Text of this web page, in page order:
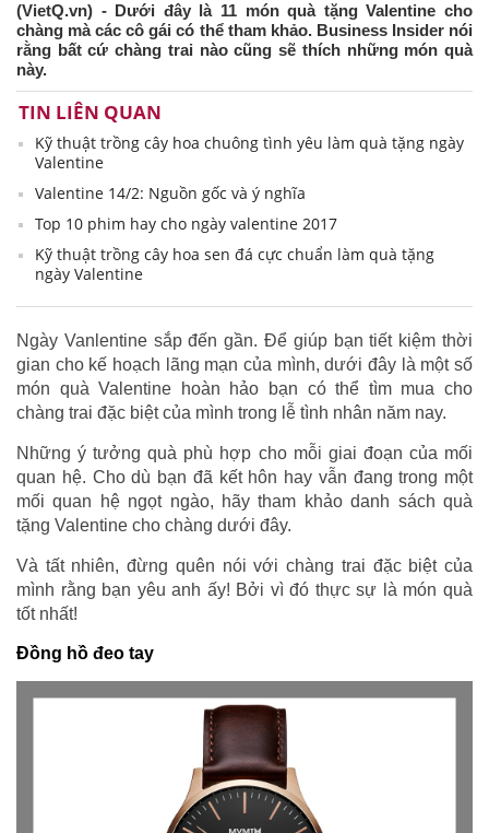
(VietQ.vn) - Dưới đây là 11 món quà tặng Valentine cho
chàng mà các cô gái có thể tham khảo. Business Insider nói
rằng bất cứ chàng trai nào cũng sẽ thích những món quà
này.
TIN LIÊN QUAN
Kỹ thuật trồng cây hoa chuông tình yêu làm quà tặng ngày
Valentine
Valentine 14/2: Nguồn gốc và ý nghĩa
Top 10 phim hay cho ngày valentine 2017
Kỹ thuật trồng cây hoa sen đá cực chuẩn làm quà tặng
ngày Valentine
Ngày Vanlentine sắp đến gần. Để giúp bạn tiết kiệm thời
gian cho kế hoạch lãng mạn của mình, dưới đây là một số
món quà Valentine hoàn hảo bạn có thể tìm mua cho
chàng trai đặc biệt của mình trong lễ tình nhân năm nay.
Những ý tưởng quà phù hợp cho mỗi giai đoạn của mối
quan hệ. Cho dù bạn đã kết hôn hay vẫn đang trong một
mối quan hệ ngọt ngào, hãy tham khảo danh sách quà
tặng Valentine cho chàng dưới đây.
Và tất nhiên, đừng quên nói với chàng trai đặc biệt của
mình rằng bạn yêu anh ấy! Bởi vì đó thực sự là món quà
tốt nhất!
Đồng hồ đeo tay